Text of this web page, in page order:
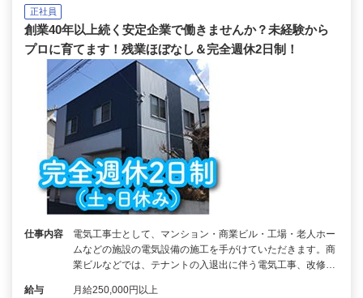
正社員
創業40年以上続く安定企業で働きませんか？未経験から
プロに育てます！残業ほぼなし＆完全週休2日制！
仕事内容
電気工事士として、マンション・商業ビル・工場・老人ホー
ムなどの施設の電気設備の施工を手がけていただきます。商
業ビルなどでは、テナントの入退出に伴う電気工事、改修…
給与 月給250,000円以上